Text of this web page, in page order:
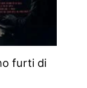
furti di